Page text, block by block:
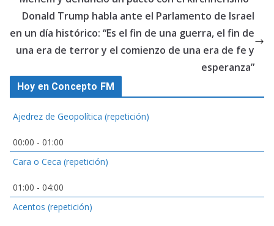
Donald Trump habla ante el Parlamento de Israel
en un día histórico: “Es el fin de una guerra, el fin de
una era de terror y el comienzo de una era de fe y
esperanza”
Hoy en Concepto FM
Ajedrez de Geopolítica (repetición)
00:00 - 01:00
Cara o Ceca (repetición)
01:00 - 04:00
Acentos (repetición)